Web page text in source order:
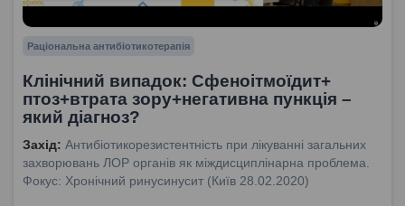
Раціональна антибіотикотерапія
Клінічний випадок: Сфеноітмоїдит+
птоз+втрата зору+негативна пункція –
який діагноз?
Захід: Антибіотикорезистентність при лікуванні загальних
захворювань ЛОР органів як міждисциплінарна проблема.
Фокус: Хронічний ринусинусит (Київ 28.02.2020)